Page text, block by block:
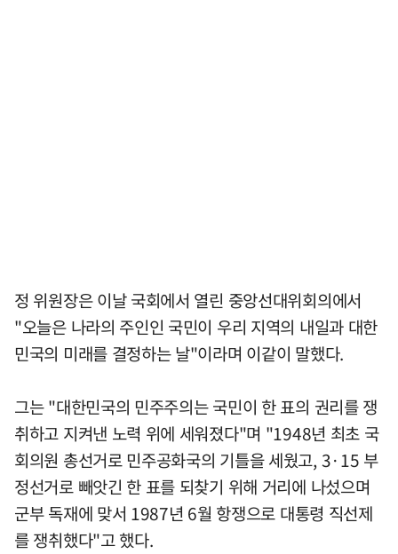
정 위원장은 이날 국회에서 열린 중앙선대위회의에서
"오늘은 나라의 주인인 국민이 우리 지역의 내일과 대한
민국의 미래를 결정하는 날"이라며 이같이 말했다.
그는 "대한민국의 민주주의는 국민이 한 표의 권리를 쟁
취하고 지켜낸 노력 위에 세워졌다"며 "1948년 최초 국
회의원 총선거로 민주공화국의 기틀을 세웠고, 3·15 부
정선거로 빼앗긴 한 표를 되찾기 위해 거리에 나섰으며
군부 독재에 맞서 1987년 6월 항쟁으로 대통령 직선제
를 쟁취했다"고 했다.